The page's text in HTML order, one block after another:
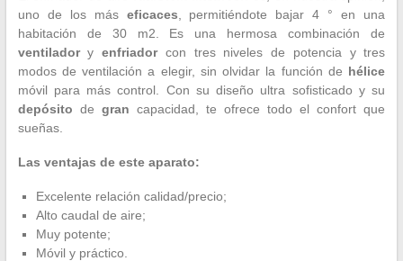
uno de los más eficaces , permitiéndote bajar 4 ° en una
habitación de 30 m2. Es una hermosa combinación de
ventiladoryenfriadorcon tres niveles de potencia y tres
modos de ventilación a elegir, sin olvidar la función de hélice
móvil para más control. Con su diseño ultra sofisticado y su
depósito de gran capacidad, te ofrece todo el confort que
sueñas.
Las ventajas de este aparato:
Excelente relación calidad/precio;
Alto caudal de aire;
Muy potente;
Móvil y práctico.